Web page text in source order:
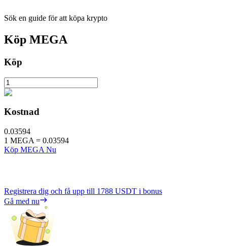
Sök en guide för att köpa krypto
Köp MEGA
Köp
Kostnad
0.03594
1 MEGA = 0.03594
Köp MEGA Nu
Registrera dig och få upp till 1788 USDT i bonus
Gå med nu